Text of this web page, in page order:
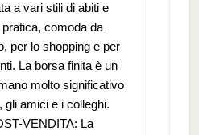
a vari stili di abiti e
comoda da
per lo shopping e per
La borsa finita è un
molto significativo
gli amici e i colleghi.
VENDITA: La